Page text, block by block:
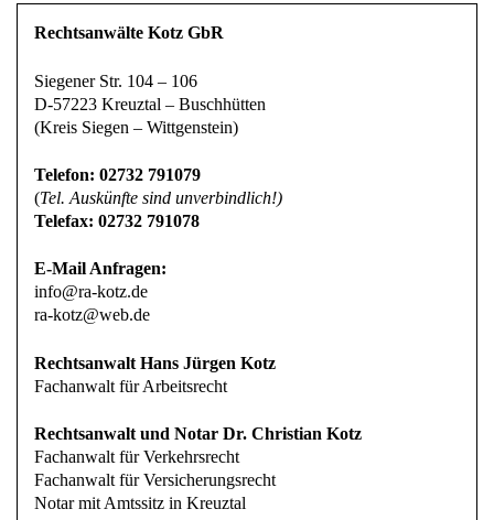
Rechtsanwälte Kotz GbR
Siegener Str. 104 – 106
D-57223 Kreuztal – Buschhütten
(Kreis Siegen – Wittgenstein)
Telefon: 02732 791079
(Tel. Auskünfte sind unverbindlich!)
Telefax: 02732 791078
E-Mail Anfragen:
info@ra-kotz.de
ra-kotz@web.de
Rechtsanwalt Hans Jürgen Kotz
Fachanwalt für Arbeitsrecht
Rechtsanwalt und Notar Dr. Christian Kotz
Fachanwalt für Verkehrsrecht
Fachanwalt für Versicherungsrecht
Notar mit Amtssitz in Kreuztal